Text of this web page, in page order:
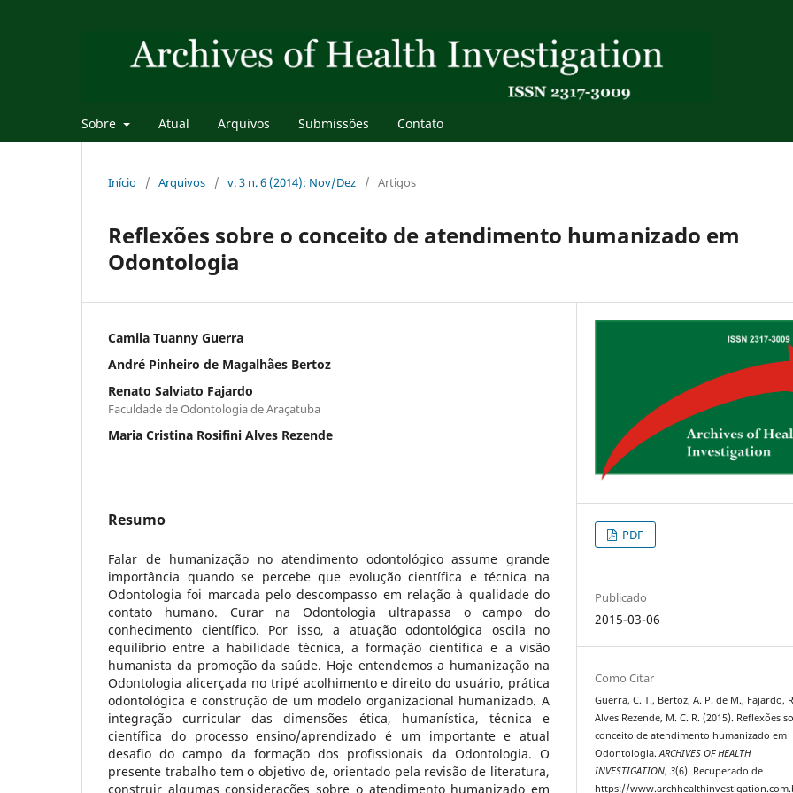
Sobre Atual Arquivos Submissões Contato
Início / Arquivos / v. 3 n. 6 (2014): Nov/Dez / Artigos
Reflexões sobre o conceito de atendimento humanizado em
Odontologia
Camila Tuanny Guerra
André Pinheiro de Magalhães Bertoz
Renato Salviato Fajardo
Faculdade de Odontologia de Araçatuba
Maria Cristina Rosifini Alves Rezende
Resumo
Falar de humanização no atendimento odontológico assume grande
importância quando se percebe que evolução científica e técnica na
Odontologia foi marcada pelo descompasso em relação à qualidade do
contato humano. Curar na Odontologia ultrapassa o campo do
conhecimento científico. Por isso, a atuação odontológica oscila no
equilíbrio entre a habilidade técnica, a formação científica e a visão
humanista da promoção da saúde. Hoje entendemos a humanização na
Odontologia alicerçada no tripé acolhimento e direito do usuário, prática
odontológica e construção de um modelo organizacional humanizado. A
integração curricular das dimensões ética, humanística, técnica e
científica do processo ensino/aprendizado é um importante e atual
desafio do campo da formação dos profissionais da Odontologia. O
presente trabalho tem o objetivo de, orientado pela revisão de literatura,
construir algumas considerações sobre o atendimento humanizado em
PDF
Publicado
2015-03-06
Como Citar
Guerra, C. T., Bertoz, A. P. de M., Fajardo,
Alves Rezende, M. C. R. (2015). Reflexões
conceito de atendimento humanizado em
Odontologia.ARCHIVES OF HEALTH
INVESTIGATION,3(6). Recuperado de
https://